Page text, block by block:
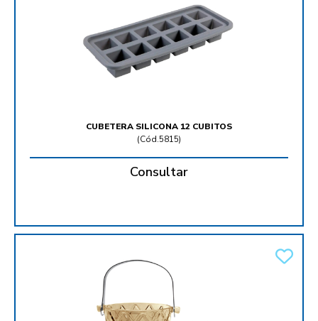
CUBETERA SILICONA 12 CUBITOS
(Cód.5815)
Consultar